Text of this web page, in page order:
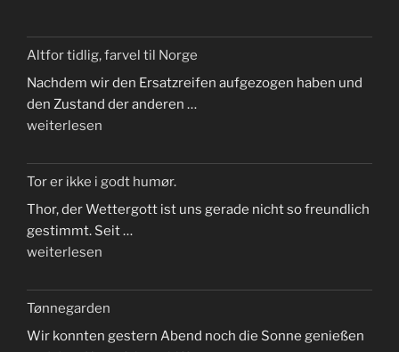
Altfor tidlig, farvel til Norge
Nachdem wir den Ersatzreifen aufgezogen haben und
den Zustand der anderen …
„Altfor
farvel
til
Norge“
weiterlesen
Tor er ikke i godt humør.
Thor, der Wettergott ist uns gerade nicht so freundlich
gestimmt. Seit …
„Tor
ikke
godt
weiterlesen
Tønnegarden
Wir konnten gestern Abend noch die Sonne genießen